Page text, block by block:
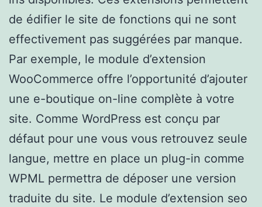
de édifier le site de fonctions qui ne sont
effectivement pas suggérées par manque.
Par exemple, le module d’extension
WooCommerce offre l’opportunité d’ajouter
une e-boutique on-line complète à votre
site. Comme WordPress est conçu par
défaut pour une vous vous retrouvez seule
langue, mettre en place un plug-in comme
WPML permettra de déposer une version
traduite du site. Le module d’extension seo